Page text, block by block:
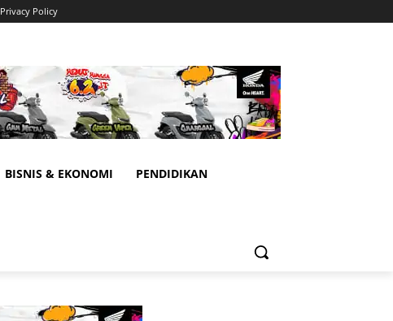
Privacy Policy
BISNIS & EKONOMI PENDIDIKAN